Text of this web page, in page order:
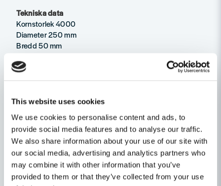
This website uses cookies
We use cookies to personalise content and ads, to
provide social media features and to analyse our traffic.
We also share information about your use of our site with
our social media, advertising and analytics partners who
may combine it with other information that you’ve
provided to them or that they’ve collected from your use
Tekniska data
Kornstorlek 4000
Diameter 250 mm
Bredd 50 mm
Passar Tormek T-7 och T-8 våtslipmaskiner
Material Japanese Waterstone
Egenskaper
Produkttyp Slipsten
Frågor & Svar (1)
Alex frågadeför 9 månader sedan
Hur stor är diametern på hål i mitten
Ställ en produktfråga
question
Fråga oss något om denna produkten...
Recensioner (1)